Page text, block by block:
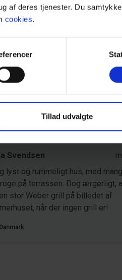
af deres tjenester. Du
cookies.
Tillad udvalgte
Område
Svendsen
lyst og rummeligt hus, med
på terrassen. Dog ærgerligt,
stor Weber grill på billedet af
når der ingen grill er!
Danmark